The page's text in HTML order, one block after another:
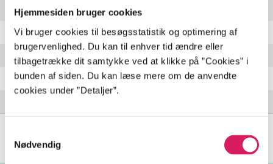
Hjemmesiden bruger cookies
Vi bruger cookies til besøgsstatistik og optimering af
brugervenlighed. Du kan til enhver tid ændre eller
tilbagetrække dit samtykke ved at klikke på ”Cookies” i
bunden af siden. Du kan læse mere om de anvendte
cookies under ”Detaljer”.
Nødvendig
Mr. drifter
I wanna go
Over you
Let's go get stoned